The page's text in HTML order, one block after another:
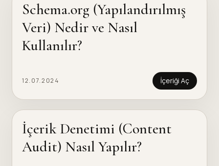
Schema.org (Yapılandırılmış
Veri) Nedir ve Nasıl
Kullanılır?
12.07.2024 İçeriği Aç
İçerik Denetimi (Content
Audit) Nasıl Yapılır?